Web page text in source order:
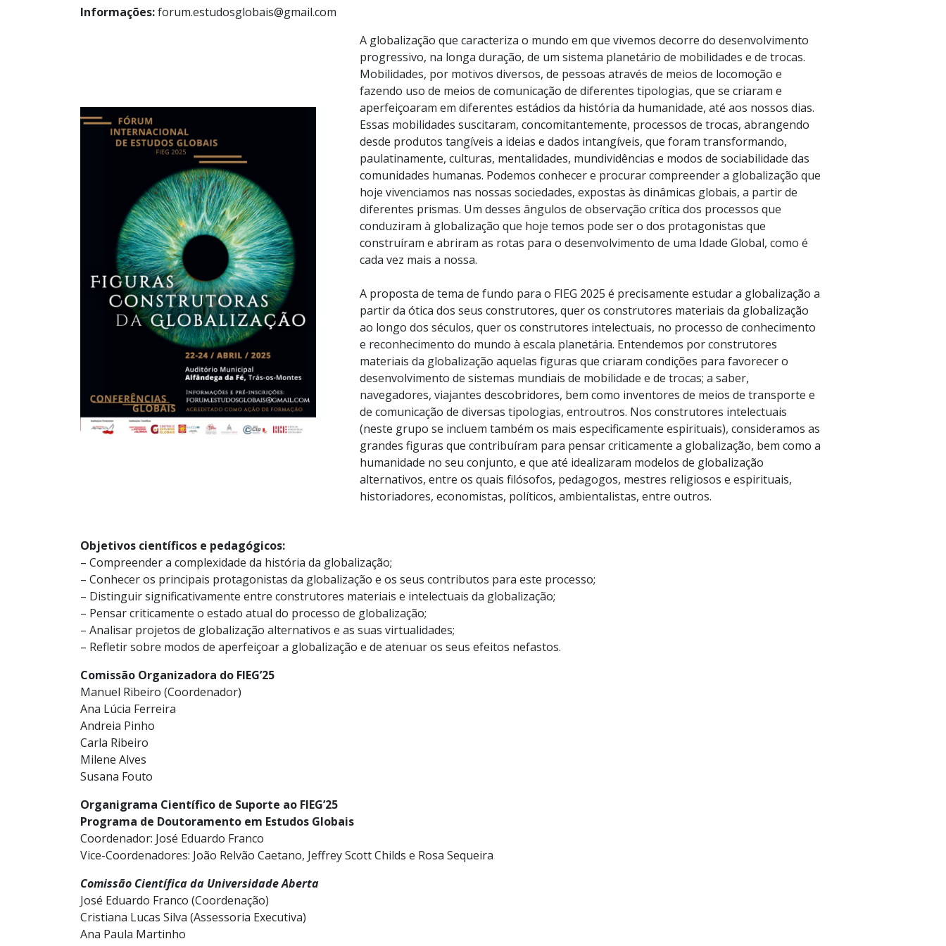
Informações:forum.estudosglobais@gmail.com
A globalização que caracteriza o mundo em que vivemos decorre do desenvolvimento
progressivo, na longa duração, de um sistema planetário de mobilidades e de trocas.
Mobilidades, por motivos diversos, de pessoas através de meios de locomoção e
fazendo uso de meios de comunicação de diferentes tipologias, que se criaram e
aperfeiçoaram em diferentes estádios da história da humanidade, até aos nossos dias.
Essas mobilidades suscitaram, concomitantemente, processos de trocas, abrangendo
desde produtos tangíveis a ideias e dados intangíveis, que foram transformando,
paulatinamente, culturas, mentalidades, mundividências e modos de sociabilidade das
comunidades humanas. Podemos conhecer e procurar compreender a globalização que
hoje vivenciamos nas nossas sociedades, expostas às dinâmicas globais, a partir de
diferentes prismas. Um desses ângulos de observação crítica dos processos que
conduziram à globalização que hoje temos pode ser o dos protagonistas que
construíram e abriram as rotas para o desenvolvimento de uma Idade Global, como é
cada vez mais a nossa.
A proposta de tema de fundo para o FIEG 2025 é precisamente estudar a globalização a
partir da ótica dos seus construtores, quer os construtores materiais da globalização
ao longo dos séculos, quer os construtores intelectuais, no processo de conhecimento
e reconhecimento do mundo à escala planetária. Entendemos por construtores
materiais da globalização aquelas figuras que criaram condições para favorecer o
desenvolvimento de sistemas mundiais de mobilidade e de trocas; a saber,
navegadores, viajantes descobridores, bem como inventores de meios de transporte e
de comunicação de diversas tipologias, entroutros. Nos construtores intelectuais
(neste grupo se incluem também os mais especificamente espirituais), consideramos as
grandes figuras que contribuíram para pensar criticamente a globalização, bem como a
humanidade no seu conjunto, e que até idealizaram modelos de globalização
alternativos, entre os quais filósofos, pedagogos, mestres religiosos e espirituais,
historiadores, economistas, políticos, ambientalistas, entre outros.
Objetivos científicos e pedagógicos:
– Compreender a complexidade da história da globalização;
– Conhecer os principais protagonistas da globalização e os seus contributos para este processo;
– Distinguir significativamente entre construtores materiais e intelectuais da globalização;
– Pensar criticamente o estado atual do processo de globalização;
– Analisar projetos de globalização alternativos e as suas virtualidades;
– Refletir sobre modos de aperfeiçoar a globalização e de atenuar os seus efeitos nefastos.
Comissão Organizadora do FIEG’25
Manuel Ribeiro (Coordenador)
Ana Lúcia Ferreira
Andreia Pinho
Carla Ribeiro
Milene Alves
Susana Fouto
Organigrama Científico de Suporte ao FIEG’25
Programa de Doutoramento em Estudos Globais
Coordenador: José Eduardo Franco
Vice-Coordenadores: João Relvão Caetano, Jeffrey Scott Childs e Rosa Sequeira
Comissão Científica da Universidade Aberta
José Eduardo Franco (Coordenação)
Cristiana Lucas Silva (Assessoria Executiva)
Ana Paula Martinho